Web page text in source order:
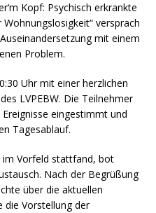
Kopf: Psychisch erkrankte
versprach
mit einem
Problem.
Uhr mit einer herzlichen
LVPEBW. Die Teilnehmer
eingestimmt und
Tagesablauf.
im Vorfeld stattfand, bot
Nach der Begrüßung
über die aktuellen
die Vorstellung der